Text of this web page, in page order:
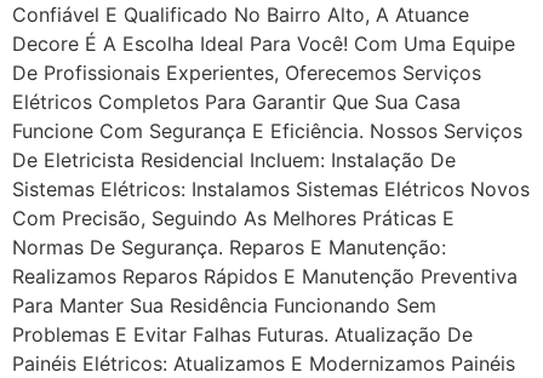
Confiável E Qualificado No Bairro Alto, A Atuance
Decore É A Escolha Ideal Para Você! Com Uma Equipe
De Profissionais Experientes, Oferecemos Serviços
Elétricos Completos Para Garantir Que Sua Casa
Funcione Com Segurança E Eficiência. Nossos Serviços
De Eletricista Residencial Incluem: Instalação De
Sistemas Elétricos: Instalamos Sistemas Elétricos Novos
Com Precisão, Seguindo As Melhores Práticas E
Normas De Segurança. Reparos E Manutenção:
Realizamos Reparos Rápidos E Manutenção Preventiva
Para Manter Sua Residência Funcionando Sem
Problemas E Evitar Falhas Futuras. Atualização De
Painéis Elétricos: Atualizamos E Modernizamos Painéis